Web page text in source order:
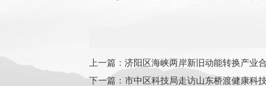
上一篇： 济阳区海峡两岸新旧动能转换产业
下一篇： 市中区科技局走访山东桥渡健康科